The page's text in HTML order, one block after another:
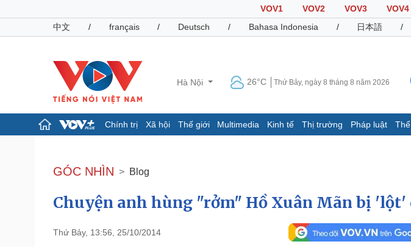
VOV1 VOV2 VOV3 VOV4
中文
/ français / Deutsch / Bahasa Indonesia / 日本語 /
Hà Nội 26°C Thứ Bảy, ngày 8 tháng 8 năm 2026
Chính trị Xã hội Thế giới Multimedia Kinh tế Thị trường Pháp luật
Đảng
Tổ chức nhân sự
Nhận diện sự thật
Dấu ấn VOV
GÓC NHÌN Blog
Chuyện anh hùng "rởm" Hồ Xuân Mãn bị 'lột'
Thứ Bảy, 13:56, 25/10/2014